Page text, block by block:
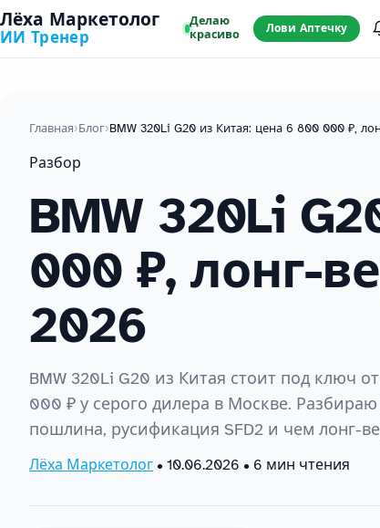
Лёха Маркетолог
ИИ Тренер
Делаю
красиво
Лови Аптечку
Главная›Блог›
Разбор
BMW 320Li
000 ₽, лонг-
2026
BMW 320Li G20 из Китая стоит под ключ
000 ₽ у серого дилера в Москве.
пошлина, русификация SFD2 и чем лонг-
Лёха Маркетолог • 10.06.2026 • 6 мин чтения